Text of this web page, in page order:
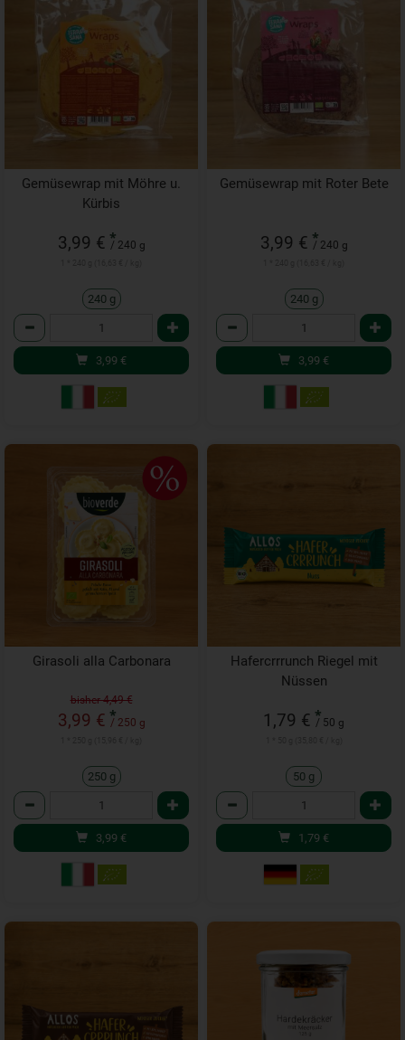
Gemüsewrap mit Möhre u.
Kürbis
3,99 € *
/ 240 g
240 g
Anzahl
3,99 €
Gemüsewrap mit Roter Bete
3,99 € *
/ 240 g
240 g
Anzahl
3,99 €
Girasoli alla Carbonara
bisher 4,49 €
3,99 € *
/ 250 g
250 g
Anzahl
3,99 €
Hafercrrrunch Riegel mit
Nüssen
1,79 € *
/ 50 g
50 g
Anzahl
1,79 €